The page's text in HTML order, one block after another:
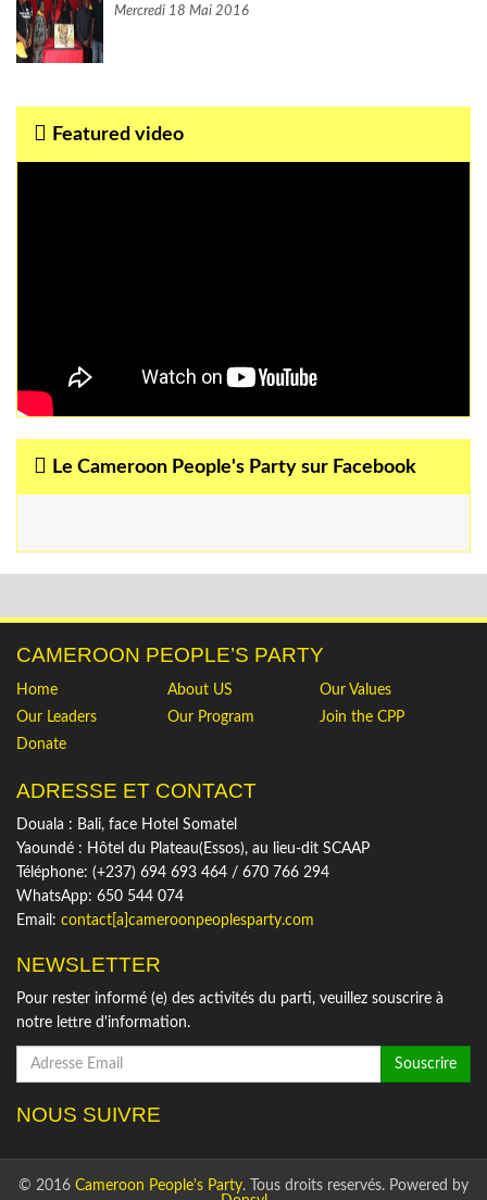
Mercredi 18 Mai 2016
Featured video
Le Cameroon People's Party sur Facebook
CAMEROON PEOPLE’S PARTY
Home About US
Our Values
Our Leaders
Our Program
Join the CPP
Donate
ADRESSE ET CONTACT
Douala : Bali, face Hotel Somatel
Yaoundé : Hôtel du Plateau(Essos), au lieu-dit SCAAP
Téléphone: (+237) 694 693 464 / 670 766 294
WhatsApp: 650 544 074
Email: contact[a]cameroonpeoplesparty.com
NEWSLETTER
Pour rester informé (e) des activités du parti, veuillez souscrire à
notre lettre d'information.
Souscrire
NOUS SUIVRE
© 2016 Cameroon People's Party. Tous droits reservés. Powered by